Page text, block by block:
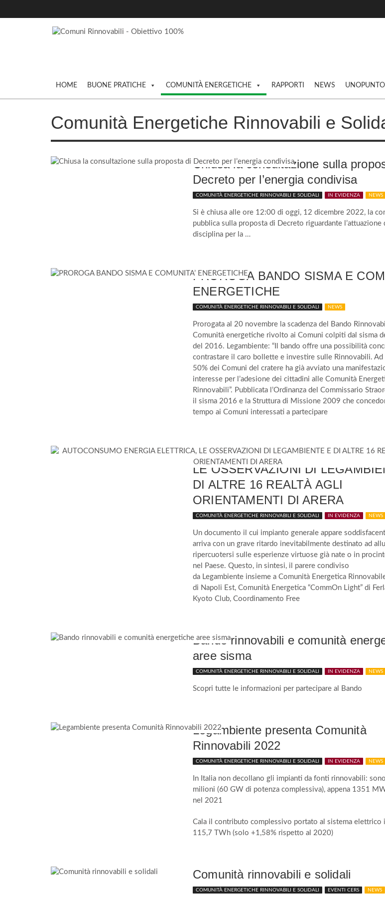
HOME BUONE PRATICHE COMUNITÀ ENERGETICHE RAPPORTI NEWS
Comunità Energetiche Rinnovabili e
Chiusa la consultazione sulla
Decreto per l’energia condivisa
COMUNITÀ ENERGETICHE RINNOVABILI E SOLIDALI IN EVIDENZA NEWS
Si è chiusa alle ore 12:00 di oggi, 12 dicembre 2022, la
pubblica sulla proposta di Decreto riguardante l’attuazione
disciplina per la …
PROROGA BANDO SISMA E
ENERGETICHE
COMUNITÀ ENERGETICHE RINNOVABILI E SOLIDALI NEWS
Prorogata al 20 novembre la scadenza del Bando
Comunità energetiche rivolto ai Comuni colpiti dal sisma
del 2016. Legambiente: “Il bando offre una possibilità
contrastare il caro bollette e investire sulle Rinnovabili. Ad
50% dei Comuni del cratere ha già avviato una
interesse per l’adesione dei cittadini alle Comunità
Rinnovabili”. Pubblicata l’Ordinanza del Commissario
il sisma 2016 e la Struttura di Missione 2009 che
tempo ai Comuni interessati a partecipare
AUTOCONSUMO ENERGIA
LE OSSERVAZIONI DI
DI ALTRE 16 REALTÀ AGLI
ORIENTAMENTI DI ARERA
COMUNITÀ ENERGETICHE RINNOVABILI E SOLIDALI IN EVIDENZA NEWS
Un documento il cui impianto generale appare
arriva con un grave ritardo inevitabilmente destinato ad
ripercuotersi sulle esperienze virtuose già nate o in
nel Paese. Questo, in sintesi, il parere condiviso
da Legambiente insieme a Comunità Energetica
di Napoli Est, Comunità Energetica “CommOn Light” di
Kyoto Club, Coordinamento Free
Bando rinnovabili e comunità
aree sisma
COMUNITÀ ENERGETICHE RINNOVABILI E SOLIDALI IN EVIDENZA NEWS
Scopri tutte le informazioni per partecipare al Bando
Legambiente presenta Comunità
Rinnovabili 2022
COMUNITÀ ENERGETICHE RINNOVABILI E SOLIDALI IN EVIDENZA NEWS
In Italia non decollano gli impianti da fonti rinnovabili:
milioni (60 GW di potenza complessiva), appena 1351
nel 2021
Cala il contributo complessivo portato al sistema elettrico
115,7 TWh (solo +1,58% rispetto al 2020)
Comunità rinnovabili e solidali
COMUNITÀ ENERGETICHE RINNOVABILI E SOLIDALI EVENTI CERS NEWS